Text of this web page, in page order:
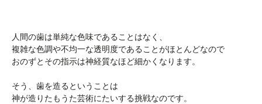
人間の歯は単純な色味であることはなく、
複雑な色調や不均一な透明度であることがほとんどなので
おのずとその指示は神経質なほど細かくなります。
そう、歯を造るということは
神が造りたもうた芸術にたいする挑戦なのです。